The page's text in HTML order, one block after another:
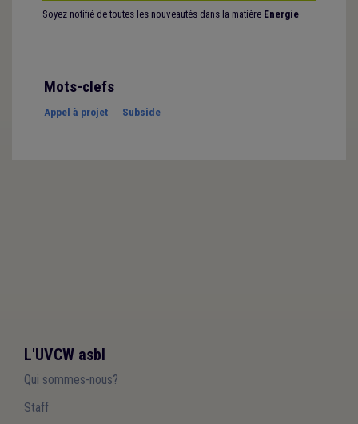
Soyez notifié de toutes les nouveautés dans la matière Energie
Mots-clefs
Appel à projet Subside
L'UVCW asbl
Qui sommes-nous?
Staff